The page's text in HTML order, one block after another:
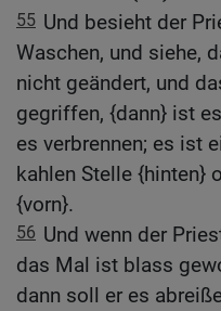
55 Und besieht der
Waschen, und siehe,
nicht geändert, und
gegriffen, {dann} ist
es verbrennen; es ist
kahlen Stelle {hinten}
{vorn}.
56 Und wenn der
das Mal ist blass
dann soll er es